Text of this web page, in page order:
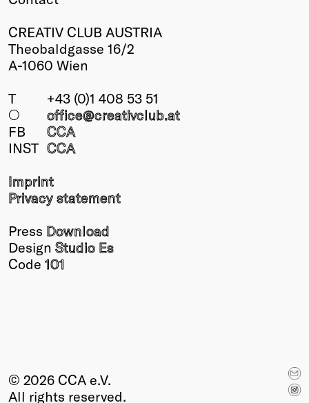
CREATIV CLUB AUSTRIA
Theobaldgasse 16/2
A-1060 Wien
T
+43 (0)1 408 53 51
○
office@creativclub.at
FB
CCA
INST CCA
Imprint
Privacy statement
Press Download
Design Studio Es
Code 101
© 2026 CCA e.V.
All rights reserved.